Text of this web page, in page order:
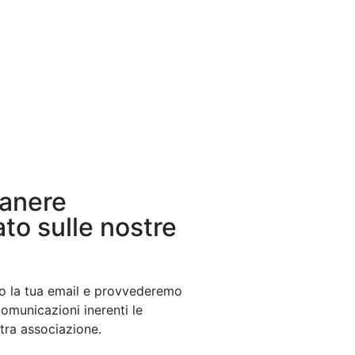
sulle nostre
la tua email e provvederemo
inerenti le
associazione.